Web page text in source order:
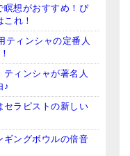
瞑想がおすすめ！ぴ
れ！
ティンシャの定番人
ィンシャが著名人
♪
セラピストの新しい
ギングボウルの倍音